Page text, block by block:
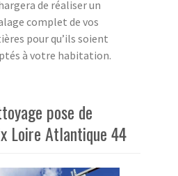
de réaliser un
complet de vos
pour qu’ils soient
à votre habitation.
pose de
Loire Atlantique 44